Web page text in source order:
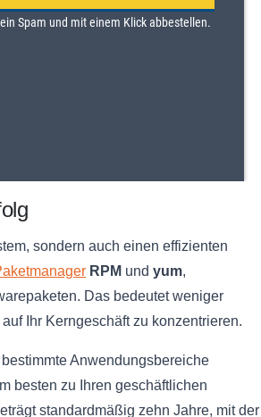
sondern auch einen effizienten
RPM und yum,
Das bedeutet weniger
Ihr Kerngeschäft zu konzentrieren.
Anwendungsbereiche
besten zu Ihren geschäftlichen
standardmäßig zehn Jahre, mit der